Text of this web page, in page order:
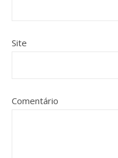
Site
Comentário